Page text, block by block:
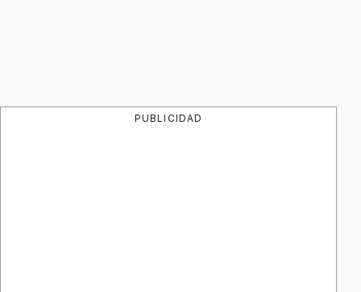
PUBLICIDAD